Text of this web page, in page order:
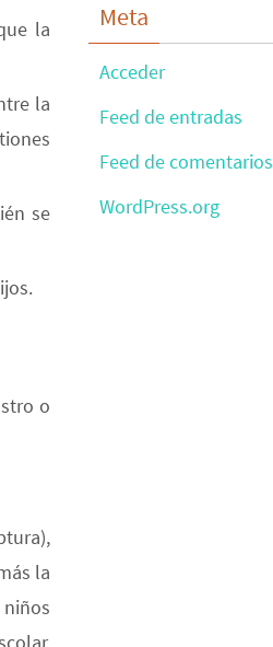
la
la
se
o
la
Meta
Acceder
Feed de entradas
Feed de comentarios
WordPress.org